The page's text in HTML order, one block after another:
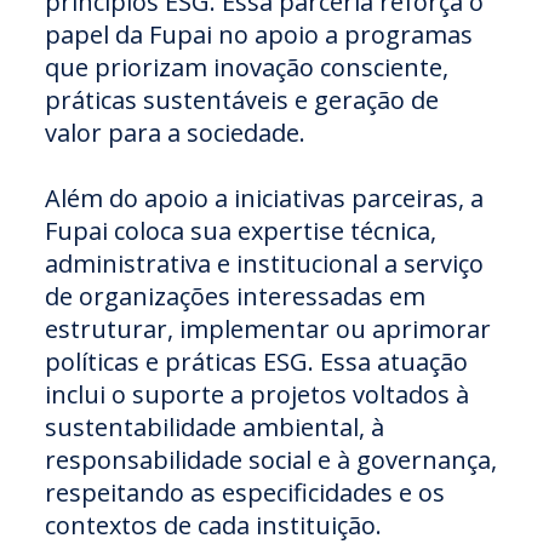
papel da Fupai no apoio a programas
que priorizam inovação consciente,
práticas sustentáveis e geração de
valor para a sociedade.
Além do apoio a iniciativas parceiras, a
Fupai coloca sua expertise técnica,
administrativa e institucional a serviço
de organizações interessadas em
estruturar, implementar ou aprimorar
políticas e práticas ESG. Essa atuação
inclui o suporte a projetos voltados à
sustentabilidade ambiental, à
responsabilidade social e à governança,
respeitando as especificidades e os
contextos de cada instituição.